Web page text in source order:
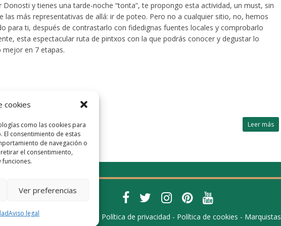
cookies
como las cookies para
consentimiento de estas
de navegación o
el consentimiento,
funciones.
Ver preferencias
Aviso legal
Donosti y tienes una tarde-noche “tonta”, te propongo esta actividad, un must, sin
las más representativas de allá: ir de poteo. Pero no a cualquier sitio, no, hemos
para ti, después de contrastarlo con fidedignas fuentes locales y comprobarlo
esta espectacular ruta de pintxos con la que podrás conocer y degustar lo
en 7 etapas.
Leer más
2026 Gaudaru - Política de privacidad - Política de cookies -